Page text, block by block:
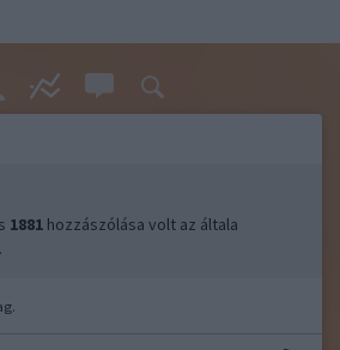
1881 hozzászólása volt az általa